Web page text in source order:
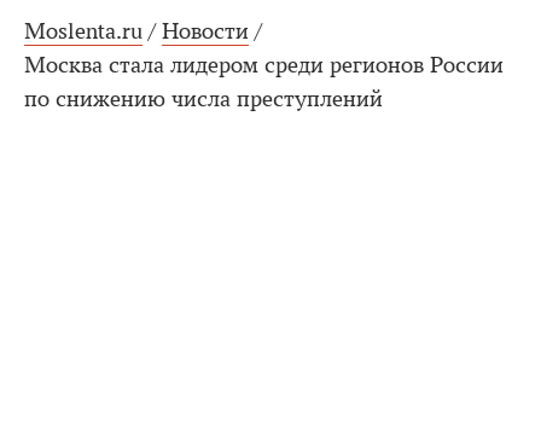
Moslenta.ru / Новости /
Москва стала лидером среди регионов России
по снижению числа преступлений